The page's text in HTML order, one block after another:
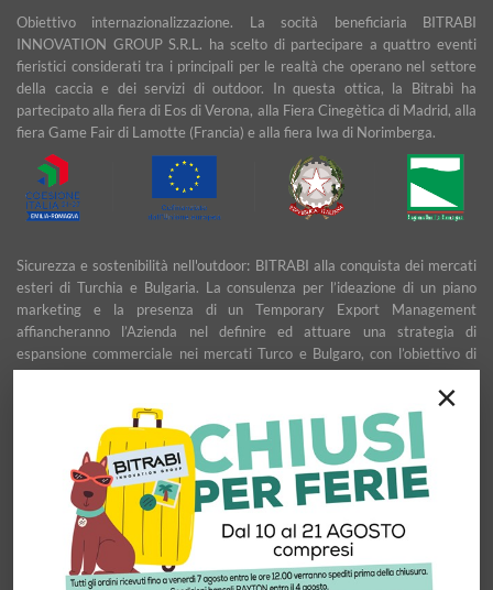
×
Obiettivo internazionalizzazione. La socità beneficiaria BITRABI
INNOVATION GROUP S.R.L. ha scelto di partecipare a quattro eventi
fieristici considerati tra i principali per le realtà che operano nel settore
della caccia e dei servizi di outdoor. In questa ottica, la Bitrabì ha
partecipato alla fiera di Eos di Verona, alla Fiera Cinegètica di Madrid, alla
fiera Game Fair di Lamotte (Francia) e alla fiera Iwa di Norimberga.
Sicurezza e sostenibilità nell'outdoor: BITRABI alla conquista dei mercati
esteri di Turchia e Bulgaria. La consulenza per l’ideazione di un piano
marketing e la presenza di un Temporary Export Management
affiancheranno l’Azienda nel definire ed attuare una strategia di
espansione commerciale nei mercati Turco e Bulgaro, con l’obiettivo di
garantire uno sviluppo stabile e duraturo.